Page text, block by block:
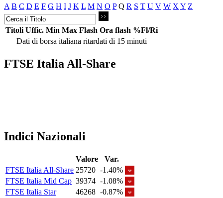
A B C D E F G H I J K L M N O P Q R S T U V W X Y Z
Titoli Uffic. Min Max Flash Ora flash %Fl/Ri
Dati di borsa italiana ritardati di 15 minuti
FTSE Italia All-Share
Indici Nazionali
Valore
Var.
FTSE Italia All-Share 25720 -1.40%
FTSE Italia Mid Cap 39374 -1.08%
FTSE Italia Star
46268 -0.87%